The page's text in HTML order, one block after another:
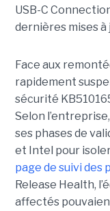
USB-C
dernières mises à
Face aux
rapidement
sécurité
Selon
ses phases de
et Intel pour
page de suivi des
Release Health,
affectés